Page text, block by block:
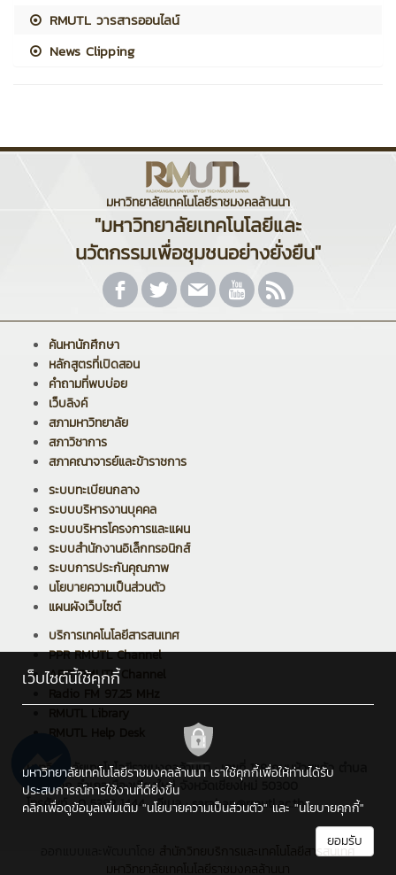
RMUTL วารสารออนไลน์
News Clipping
มหาวิทยาลัยเทคโนโลยีราชมงคลล้านนา
"มหาวิทยาลัยเทคโนโลยีและ
นวัตกรรมเพื่อชุมชนอย่างยั่งยืน"
ค้นหานักศึกษา
หลักสูตรที่เปิดสอน
คำถามที่พบบ่อย
เว็บลิงค์
สภามหาวิทยาลัย
สภาวิชาการ
สภาคณาจารย์และข้าราชการ
ระบบทะเบียนกลาง
ระบบบริหารงานบุคคล
ระบบบริหารโครงการและแผน
ระบบสำนักงานอิเล็กทรอนิกส์
ระบบการประกันคุณภาพ
นโยบายความเป็นส่วนตัว
แผนผังเว็บไซต์
บริการเทคโนโลยีสารสนเทศ
PPR RMUTL Channel
ARIT RMUTL Channel
Radio FM 97.25 MHz
มหาวิทยาลัยเทคโนโลยีราชมงคลล้านนา : เลขที่ 128 ถนนห้วยแก้ว ตำบล
ช้างเผือก อำเภอเมืองเชียงใหม่ จังหวัดเชียงใหม่ 50300
โทรศัพท์ : 0 5392 1444 , อีเมล : saraban@rmutl.ac.th
เว็บไซต์นี้ใช้คุกกี้
มหาวิทยาลัยเทคโนโลยีราชมงคลล้านนา เราใช้คุกกี้เพื่อให้ท่านได้รับ
ประสบการณ์การใช้งานที่ดียิ่งขึ้น
คลิกเพื่อดูข้อมูลเพิ่มเติม "นโยบายความเป็นส่วนตัว" และ "นโยบายคุกกี้"
ยอมรับ
สำนักวิทยบริการและเทคโนโลยีสารสนเทศ